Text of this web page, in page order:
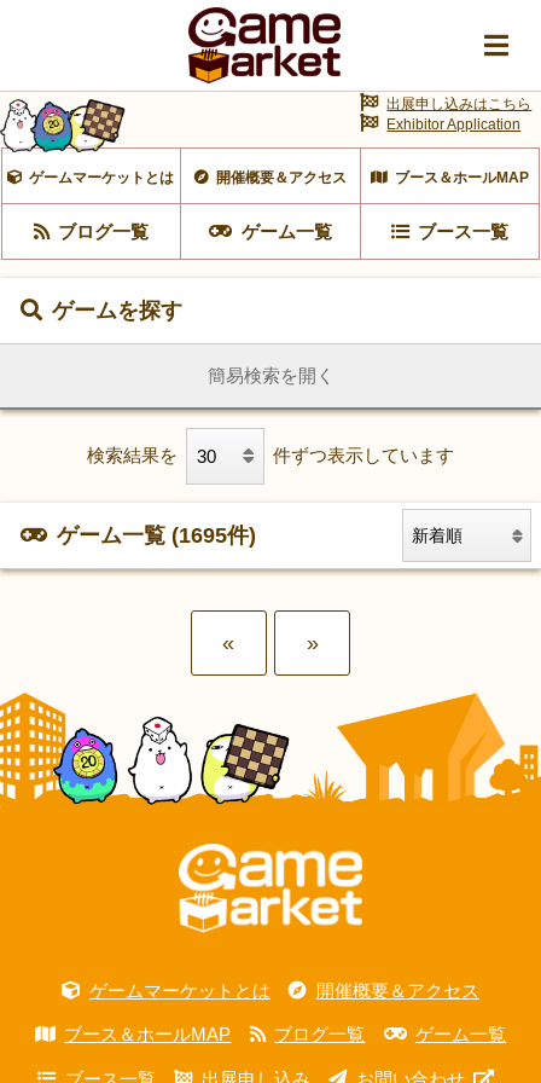
ゲームマーケットとは 開催概要＆アクセス ブース＆ホールMAP
ブログ一覧 ゲーム一覧 ブース一覧
出展申し込みはこちら
Exhibitor Application
ゲームを探す
簡易検索を開く
検索結果を 件ずつ表示しています
ゲーム一覧 (1695件)
« »
ゲームマーケットとは 開催概要＆アクセス
ブース＆ホールMAP ブログ一覧 ゲーム一覧
ブース一覧 出展申し込み お問い合わせ